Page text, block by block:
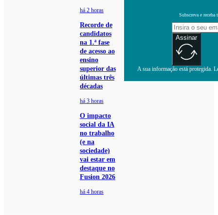
há 2 horas
Recorde de
candidatos
na 1.ª fase
de acesso ao
ensino
superior das
últimas três
décadas
há 3 horas
O impacto
social da IA
no trabalho
(e na
sociedade)
vai estar em
destaque no
Fusion 2026
há 4 horas
Subscreva e receba
Assinar
A sua informação está protegida.